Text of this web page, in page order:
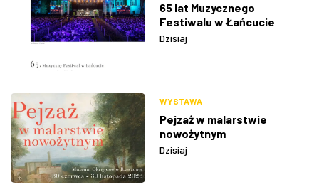
65 lat Muzycznego
Festiwalu w Łańcucie
Dzisiaj
WYSTAWA
Pejzaż w malarstwie
nowożytnym
Dzisiaj